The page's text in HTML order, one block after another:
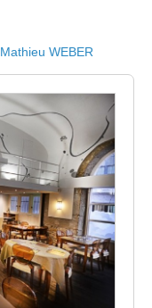
Mathieu WEBER